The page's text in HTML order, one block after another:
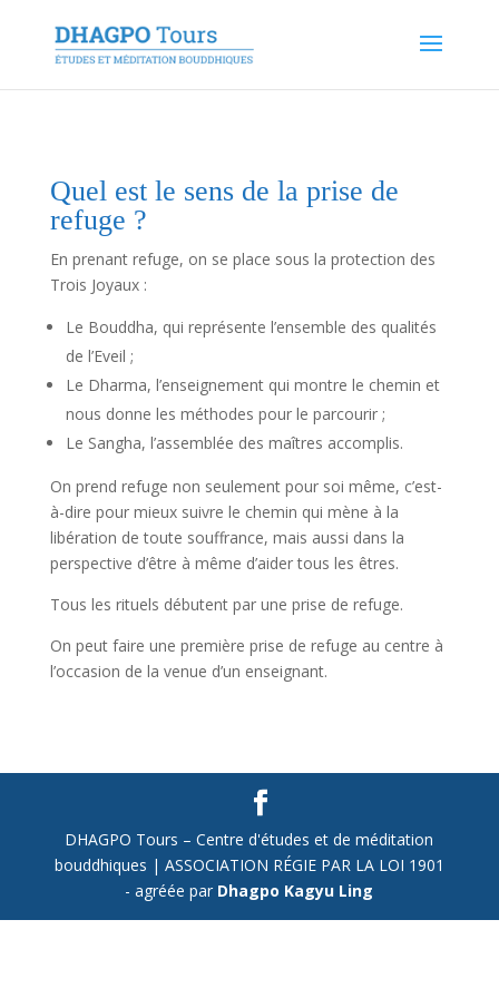
Quel est le sens de la prise de
refuge ?
En prenant refuge, on se place sous la protection des
Trois Joyaux :
Le Bouddha, qui représente l’ensemble des qualités
de l’Eveil ;
Le Dharma, l’enseignement qui montre le chemin et
nous donne les méthodes pour le parcourir ;
Le Sangha, l’assemblée des maîtres accomplis.
On prend refuge non seulement pour soi même, c’est-
à-dire pour mieux suivre le chemin qui mène à la
libération de toute souffrance, mais aussi dans la
perspective d’être à même d’aider tous les êtres.
Tous les rituels débutent par une prise de refuge.
On peut faire une première prise de refuge au centre à
l’occasion de la venue d’un enseignant.
DHAGPO Tours – Centre d'études et de méditation
bouddhiques | ASSOCIATION RÉGIE PAR LA LOI 1901
- agréée par Dhagpo Kagyu Ling